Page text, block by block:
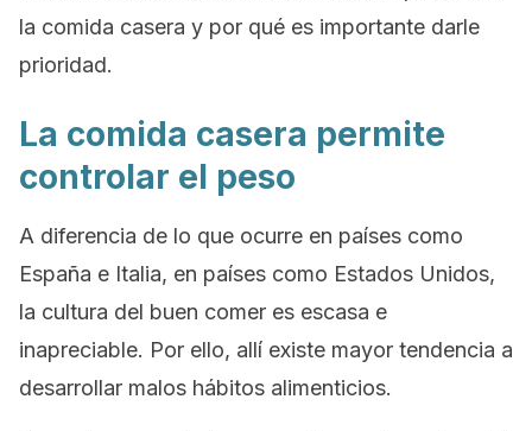
la comida casera y por qué es importante darle
prioridad.
La comida casera permite
controlar el peso
A diferencia de lo que ocurre en países como
España e Italia, en países como Estados Unidos,
la cultura del buen comer es escasa e
inapreciable. Por ello, allí existe mayor tendencia a
desarrollar malos hábitos alimenticios.